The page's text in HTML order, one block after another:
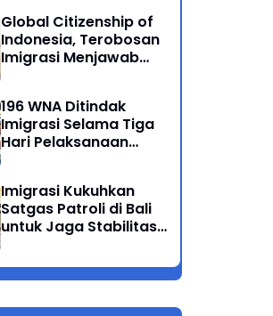
Global Citizenship of
Indonesia, Terobosan
Imigrasi Menjawab
196 WNA Ditindak
Imigrasi Selama Tiga
Hari Pelaksanaan
Imigrasi Kukuhkan
Satgas Patroli di Bali
untuk Jaga Stabilitas
Wilayah